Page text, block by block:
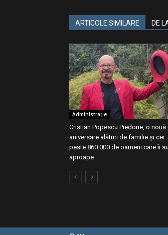
ARTICOLE SIMILARE DE
Administrație
Cristian Popescu Piedone, o nouă
aniversare alături de familie și cei
peste 860.000 de oameni care îi
aproape